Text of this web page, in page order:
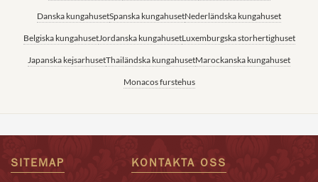
Danska kungahusetSpanska kungahusetNederländska kungahuset
Belgiska kungahusetJordanska kungahusetLuxemburgska storhertighuset
Japanska kejsarhusetThailändska kungahusetMarockanska kungahuset
Monacos furstehus
SITEMAP KONTAKTA OSS